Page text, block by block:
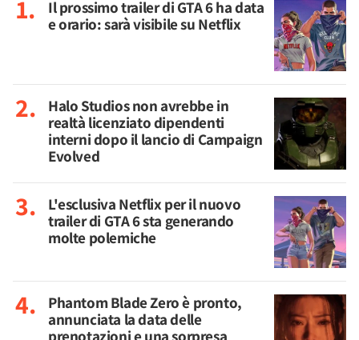
Il prossimo trailer di GTA 6 ha data
e orario: sarà visibile su Netflix
Halo Studios non avrebbe in
realtà licenziato dipendenti
interni dopo il lancio di Campaign
Evolved
L'esclusiva Netflix per il nuovo
trailer di GTA 6 sta generando
molte polemiche
Phantom Blade Zero è pronto,
annunciata la data delle